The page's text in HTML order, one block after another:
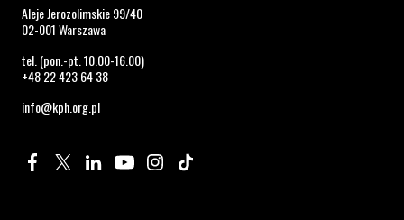
Aleje Jerozolimskie 99/40
02-001 Warszawa
tel. (pon.-pt. 10.00-16.00)
+48 22 423 64 38
info@kph.org.pl
Profil na Facebook. Strona otwiera się w nowym oknie.
Profil na Twitter. Strona otwiera się w nowym oknie.
Profil na LinkedIn. Strona otwiera się w nowym oknie.
Profil na YouTube. Strona otwiera się w nowym
Profil na Instagram. Strona otwiera się